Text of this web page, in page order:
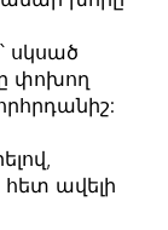
սկսած
փոխող
ավելի